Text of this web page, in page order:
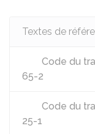
Textes de
Code du
65-2
Code du
25-1